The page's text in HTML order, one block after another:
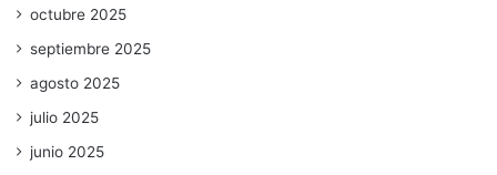
octubre 2025
septiembre 2025
agosto 2025
julio 2025
junio 2025